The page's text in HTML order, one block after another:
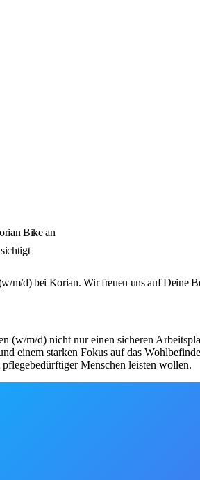
Bike an
m/d) bei Korian. Wir freuen uns auf Deine
m/d) nicht nur einen sicheren
einem starken Fokus auf das
Menschen leisten wollen.